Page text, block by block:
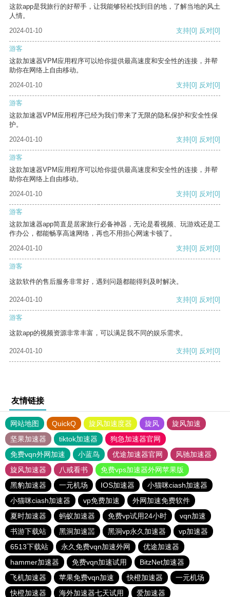
这款app是我旅行的好帮手，让我能够轻松找到目的地，了解当地的风土
人情。
2024-01-10
支持[0] 反对[0]
游客
这款加速器VPM应用程序可以给你提供最高速度和安全性的连接，并帮
助你在网络上自由移动。
2024-01-10
支持[0] 反对[0]
游客
这款加速器VPM应用程序已经为我们带来了无限的隐私保护和安全性保
护。
2024-01-10
支持[0] 反对[0]
游客
这款加速器VPM应用程序可以给你提供最高速度和安全性的连接，并帮
助你在网络上自由移动。
2024-01-10
支持[0] 反对[0]
游客
这款加速器app简直是居家旅行必备神器，无论是看视频、玩游戏还是工
作办公，都能畅享高速网络，再也不用担心网速卡顿了。
2024-01-10
支持[0] 反对[0]
游客
这款软件的售后服务非常好，遇到问题都能得到及时解决。
2024-01-10 支持[0] 反对[0]
游客
这款app的视频资源非常丰富，可以满足我不同的娱乐需求。
2024-01-10 支持[0] 反对[0]
友情链接
网站地图 QuickQ 旋风加速度器 旋风
旋风加速
坚果加速器
tiktok加速器
狗急加速器官网
免费vqn外网加速
小蓝鸟 优途加速器官网
风驰加速器
旋风加速器
八戒看书
免费vps加速器外网苹果版
黑豹加速器
一元机场 IOS加速器
小猫咪ciash加速器
小猫咪ciash加速器
vp免费加速
外网加速免费软件
夏时加速器
蚂蚁加速器 免费vp试用24小时
vqn加速
书游下载站
黑洞加速噐 黑洞vp永久加速器
vp加速器
6513下载站
永久免费vqn加速外网
优途加速器
hammer加速器
免费vqn加速试用
BitzNet加速器
飞机加速器
苹果免费vqn加速 快橙加速器
一元机场
快橙加速器
海外加速器七天试用 爱加速器